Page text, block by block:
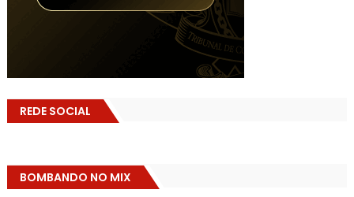
REDE SOCIAL
BOMBANDO NO MIX